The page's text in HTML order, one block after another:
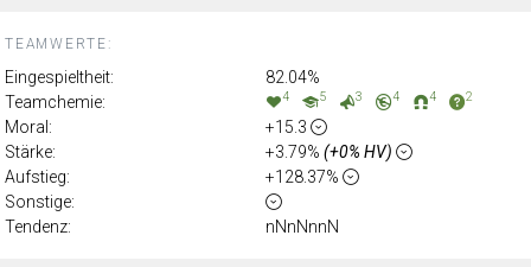
TEAMWERTE:
Eingespieltheit:
82.04%
Teamchemie:
4 5 3 4 4 2
Moral:
+15.3
Stärke:
+3.79% (+0% HV)
Aufstieg:
+128.37%
Sonstige:
Tendenz:
nNnNnnN